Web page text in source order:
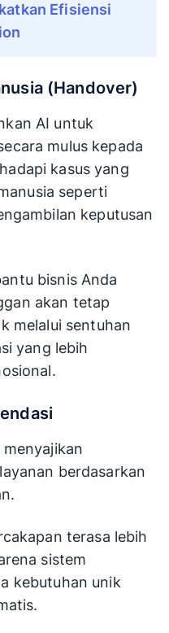
Efisiensi
(Handover)
AI untuk
mulus kepada
kasus yang
seperti
keputusan
bisnis Anda
akan tetap
melalui sentuhan
yang lebih
menyajikan
berdasarkan
terasa lebih
sistem
kebutuhan unik